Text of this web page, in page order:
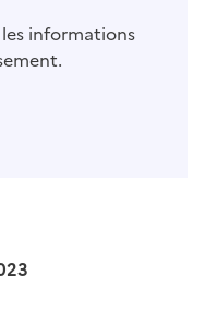
informations